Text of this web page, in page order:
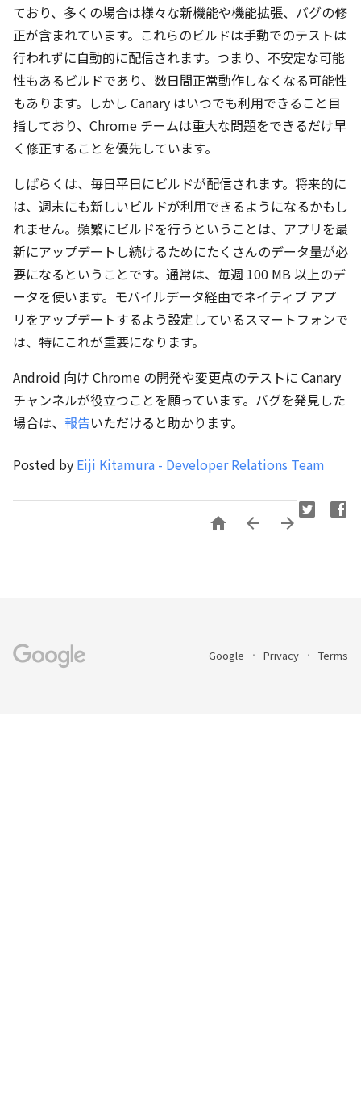
ており、多くの場合は様々な新機能や機能拡張、バグの修
正が含まれています。これらのビルドは手動でのテストは
行われずに自動的に配信されます。つまり、不安定な可能
性もあるビルドであり、数日間正常動作しなくなる可能性
もあります。しかし Canary はいつでも利用できること目
指しており、Chrome チームは重大な問題をできるだけ早
く修正することを優先しています。
しばらくは、毎日平日にビルドが配信されます。将来的に
は、週末にも新しいビルドが利用できるようになるかもし
れません。頻繁にビルドを行うということは、アプリを最
新にアップデートし続けるためにたくさんのデータ量が必
要になるということです。通常は、毎週 100 MB 以上のデ
ータを使います。モバイルデータ経由でネイティブ アプ
リをアップデートするよう設定しているスマートフォンで
は、特にこれが重要になります。
Android 向け Chrome の開発や変更点のテストに Canary
チャンネルが役立つことを願っています。バグを発見した
場合は、 報告いただけると助かります。
Posted by Eiji Kitamura - Developer Relations Team
  
Google Privacy Terms